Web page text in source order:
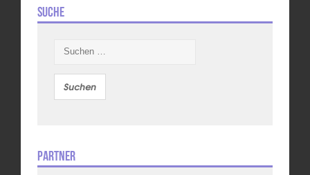
Suche
nach:
Partner